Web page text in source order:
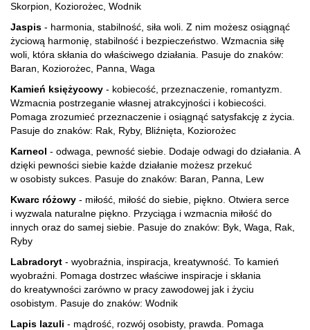
Skorpion, Koziorożec, Wodnik
Jaspis - harmonia, stabilność, siła woli. Z nim możesz osiągnąć
życiową harmonię, stabilność i bezpieczeństwo. Wzmacnia siłę
woli, która skłania do właściwego działania. Pasuje do znaków:
Baran, Koziorożec, Panna, Waga
Kamień księżycowy - kobiecość, przeznaczenie, romantyzm.
Wzmacnia postrzeganie własnej atrakcyjności i kobiecości.
Pomaga zrozumieć przeznaczenie i osiągnąć satysfakcję z życia.
Pasuje do znaków: Rak, Ryby, Bliźnięta, Koziorożec
Karneol - odwaga, pewność siebie. Dodaje odwagi do działania. A
dzięki pewności siebie każde działanie możesz przekuć
w osobisty sukces. Pasuje do znaków: Baran, Panna, Lew
Kwarc różowy - miłość, miłość do siebie, piękno. Otwiera serce
i wyzwala naturalne piękno. Przyciąga i wzmacnia miłość do
innych oraz do samej siebie. Pasuje do znaków: Byk, Waga, Rak,
Ryby
Labradoryt - wyobraźnia, inspiracja, kreatywność. To kamień
wyobraźni. Pomaga dostrzec właściwe inspiracje i skłania
do kreatywności zarówno w pracy zawodowej jak i życiu
osobistym. Pasuje do znaków: Wodnik
Lapis lazuli - mądrość, rozwój osobisty, prawda. Pomaga